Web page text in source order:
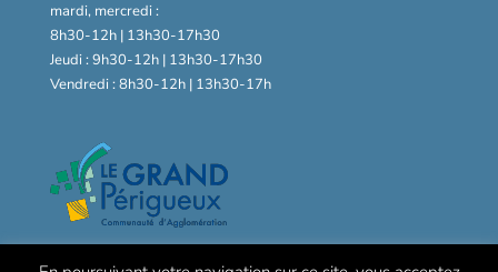
mardi, mercredi :
8h30-12h | 13h30-17h30
Jeudi : 9h30-12h | 13h30-17h30
Vendredi : 8h30-12h | 13h30-17h